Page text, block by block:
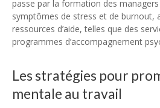
passe par la formation des
symptômes de stress et de burnout,
ressources d’aide, telles que des
programmes d’accompagnement
Les stratégies pour
mentale au travail